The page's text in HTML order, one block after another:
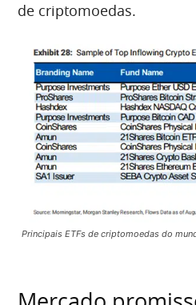
de criptomoedas.
Principais ETFs de criptomoedas do